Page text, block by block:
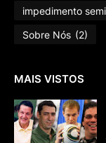
impedimento
Sobre Nós (2)
MAIS VISTOS